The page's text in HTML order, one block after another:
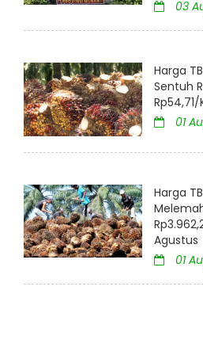
03
Harga
Sentuh
Rp54,71/
01
Harga
Agustus
01